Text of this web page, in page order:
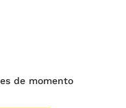
de momento